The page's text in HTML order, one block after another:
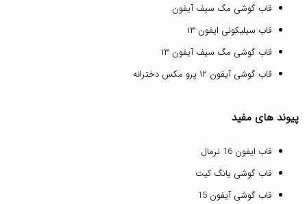
قاب گوشی مگ سیف آیفون
قاب سیلیکونی ایفون ۱۳
قاب گوشی مگ سیف آیفون ۱۳
قاب گوشی آیفون ۱۲ پرو مکس دخترانه
پیوند های مفید
قاب ایفون 16 نرمال
قاب گوشی یانگ کیت
قاب گوشی آیفون 15